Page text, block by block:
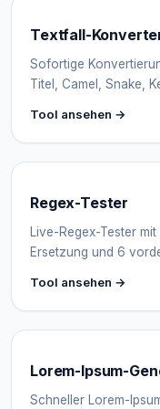
Textfall-
Sofortige
Titel, Camel, Snake,
Tool ansehen →
Regex-Tester
Live-Regex-Tester
Ersetzung und 6
Tool ansehen →
Lorem-Ipsum-
Schneller Lorem-